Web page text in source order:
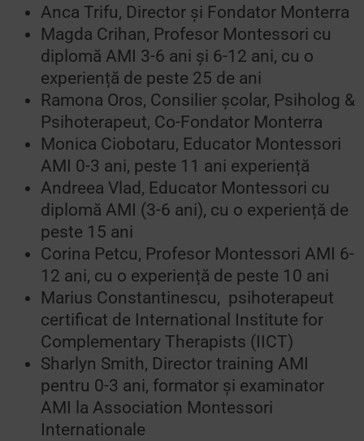
Anca Trifu, Director și Fondator Monterra
Magda Crihan, Profesor Montessori cu
diplomă AMI 3-6 ani și 6-12 ani, cu o
experiență de peste 25 de ani
Ramona Oros, Consilier școlar, Psiholog &
Psihoterapeut, Co-Fondator Monterra
Monica Ciobotaru, Educator Montessori
AMI 0-3 ani, peste 11 ani experiență
Andreea Vlad, Educator Montessori cu
diplomă AMI (3-6 ani), cu o experiență de
peste 15 ani
Corina Petcu, Profesor Montessori AMI 6-
12 ani, cu o experiență de peste 10 ani
Marius Constantinescu, psihoterapeut
certificat de International Institute for
Complementary Therapists (IICT)
Sharlyn Smith, Director training AMI
pentru 0-3 ani, formator și examinator
AMI la Association Montessori
Internationale